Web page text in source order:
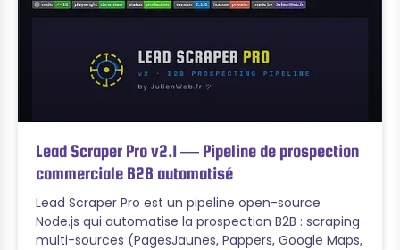
Lead Scraper Pro v2.1 — Pipeline de prospection
commerciale B2B automatisé
Lead Scraper Pro est un pipeline open-source
Node.js qui automatise la prospection B2B : scraping
multi-sources (PagesJaunes, Pappers, Google Maps,